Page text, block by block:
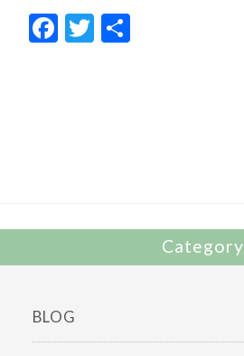
F
ac
T
w
Category
BLOG